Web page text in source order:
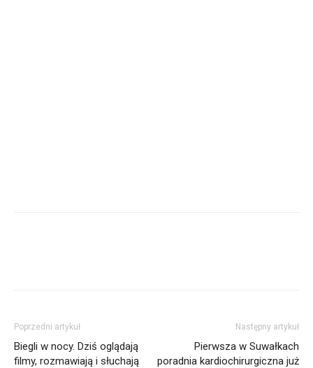
12 II 2022; Suwałki - Biblioteka Publiczna © 2022 Wojciech Otłowski
Poprzedni artykuł
Biegli w nocy. Dziś oglądają
filmy, rozmawiają i słuchają
Następny artykuł
Pierwsza w Suwałkach
poradnia kardiochirurgiczna już